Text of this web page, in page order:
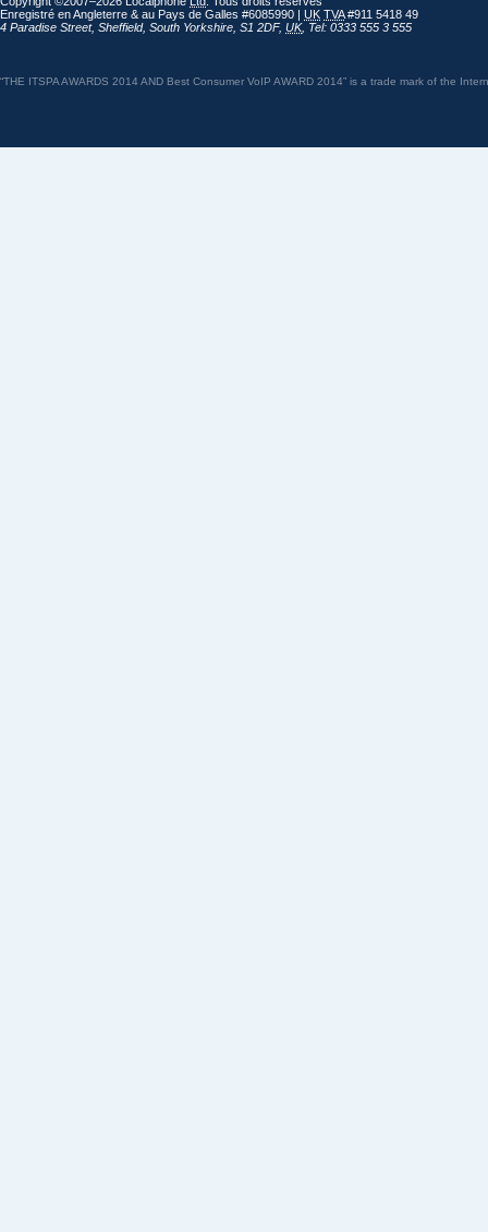
Enregistré en Angleterre & au Pays de Galles #6085990 | UK TVA#911 5418 49
4 Paradise Street, Sheffield, South Yorkshire S1 2DF, UK, Tel: 0333 555 3 555
“THE ITSPA AWARDS 2014 AND Best Consumer VoIP AWARD 2014” is a trade mark of the